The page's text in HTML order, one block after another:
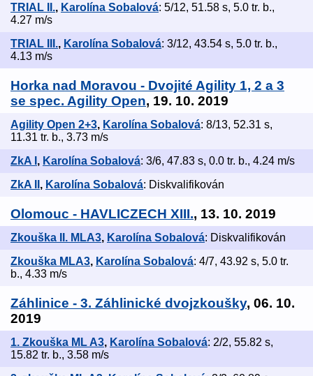
TRIAL II., Karolína Sobalová: 5/12, 51.58 s, 5.0 tr. b.,
4.27 m/s
TRIAL III., Karolína Sobalová: 3/12, 43.54 s, 5.0 tr. b.,
4.13 m/s
Horka nad Moravou - Dvojité Agility 1, 2 a 3
se spec. Agility Open, 19. 10. 2019
Agility Open 2+3, Karolína Sobalová: 8/13, 52.31 s,
11.31 tr. b., 3.73 m/s
ZkA I , Karolína Sobalová: 3/6, 47.83 s, 0.0 tr. b., 4.24 m/s
ZkA II , Karolína Sobalová: Diskvalifikován
Olomouc - HAVLICZECH XIII., 13. 10. 2019
Zkouška II. MLA3, Karolína Sobalová: Diskvalifikován
Zkouška MLA3, Karolína Sobalová: 4/7, 43.92 s, 5.0 tr.
b., 4.33 m/s
Záhlinice - 3. Záhlinické dvojzkoušky, 06. 10.
2019
1. Zkouška ML A3, Karolína Sobalová: 2/2, 55.82 s,
15.82 tr. b., 3.58 m/s